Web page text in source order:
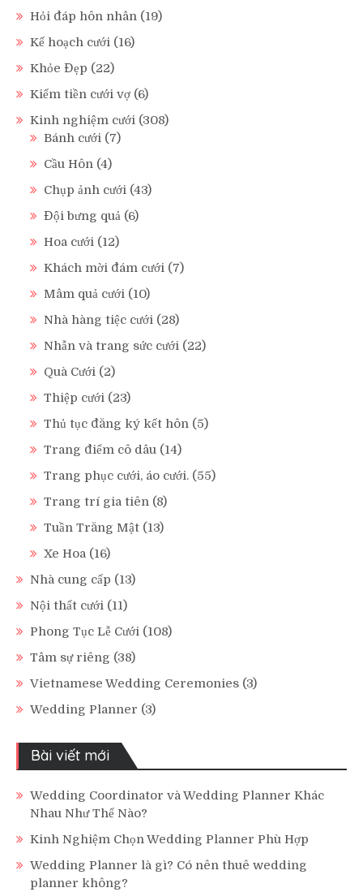
Hỏi đáp hôn nhân (19)
Kế hoạch cưới (16)
Khỏe Đẹp (22)
Kiếm tiền cưới vợ (6)
Kinh nghiệm cưới (308)
Bánh cưới (7)
Cầu Hôn (4)
Chụp ảnh cưới (43)
Đội bưng quả (6)
Hoa cưới (12)
Khách mời đám cưới (7)
Mâm quả cưới (10)
Nhà hàng tiệc cưới (28)
Nhẫn và trang sức cưới (22)
Quà Cưới (2)
Thiệp cưới (23)
Thủ tục đăng ký kết hôn (5)
Trang điểm cô dâu (14)
Trang phục cưới, áo cưới. (55)
Trang trí gia tiên (8)
Tuần Trăng Mật (13)
Xe Hoa (16)
Nhà cung cấp (13)
Nội thất cưới (11)
Phong Tục Lễ Cưới (108)
Tâm sự riêng (38)
Vietnamese Wedding Ceremonies (3)
Wedding Planner (3)
Bài viết mới
Wedding Coordinator và Wedding Planner Khác
Nhau Như Thế Nào?
Kinh Nghiệm Chọn Wedding Planner Phù Hợp
Wedding Planner là gì? Có nên thuê wedding
planner không?